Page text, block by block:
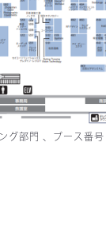
グ部門 、ブース番